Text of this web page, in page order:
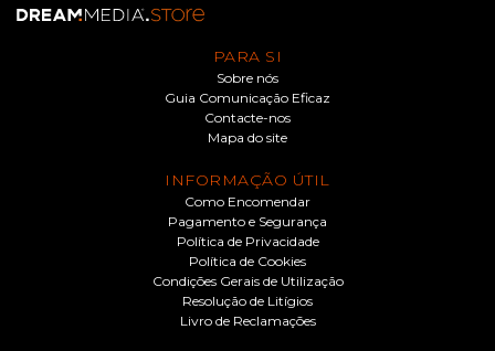
PARA SI
Sobre nós
Guia Comunicação Eficaz
Contacte-nos
Mapa do site
INFORMAÇÃO ÚTIL
Como Encomendar
Pagamento e Segurança
Política de Privacidade
Política de Cookies
Condições Gerais de Utilização
Resolução de Litígios
Livro de Reclamações